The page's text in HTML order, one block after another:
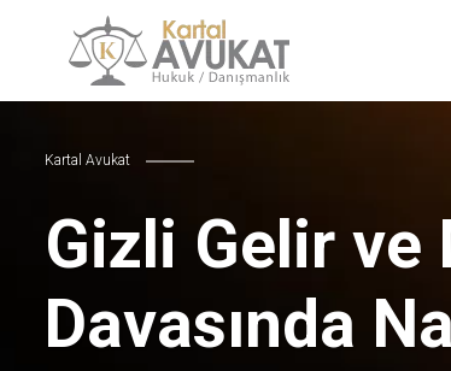
Kartal Avukat
Gizli Gelir ve
Davasında